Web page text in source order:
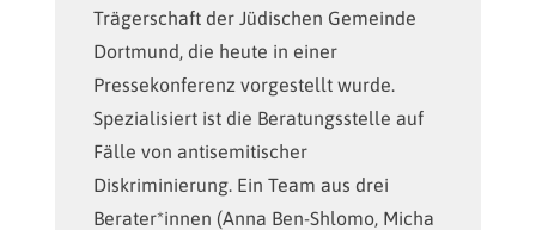
Trägerschaft der Jüdischen Gemeinde
Dortmund, die heute in einer
Pressekonferenz vorgestellt wurde.
Spezialisiert ist die Beratungsstelle auf
Fälle von antisemitischer
Diskriminierung. Ein Team aus drei
Berater*innen (Anna Ben-Shlomo, Micha